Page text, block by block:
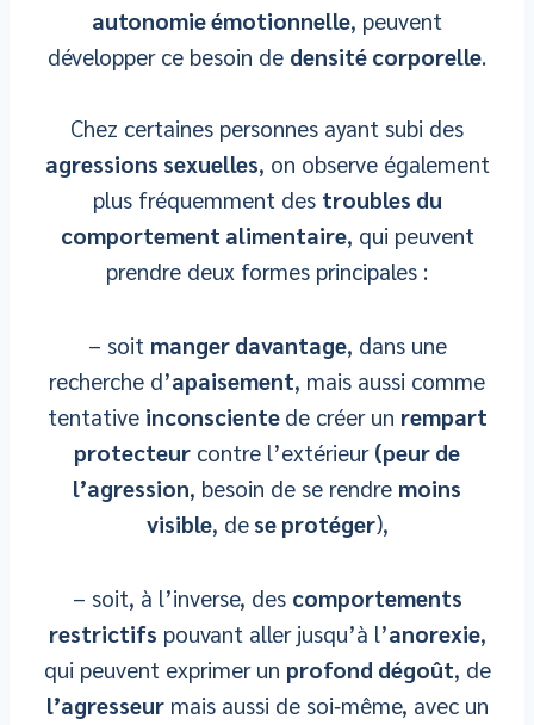
autonomie émotionnelle, peuvent
développer ce besoin de densité corporelle.
Chez certaines personnes ayant subi des
agressions sexuelles, on observe également
plus fréquemment des troubles du
comportement alimentaire, qui peuvent
prendre deux formes principales :
– soit manger davantage, dans une
recherche d’apaisement, mais aussi comme
tentative inconsciente de créer un rempart
protecteur contre l’extérieur (peur de
l’agression, besoin de se rendre moins
visible, dese protéger),
– soit, à l’inverse, des comportements
restrictifs pouvant aller jusqu’à l’anorexie,
qui peuvent exprimer un profond dégoût, de
l’agresseurmais aussi de soi‑même, avec un